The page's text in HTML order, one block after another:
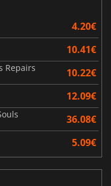
4.20€
10.41€
Repairs 10.22€
12.09€
36.08€
5.09€